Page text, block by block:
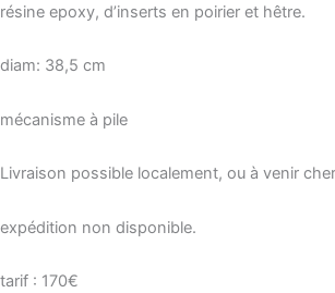
résine epoxy, d’inserts en poirier et hêtre.
diam: 38,5 cm
mécanisme à pile
Livraison possible localement, ou à venir
expédition non disponible.
tarif : 170€